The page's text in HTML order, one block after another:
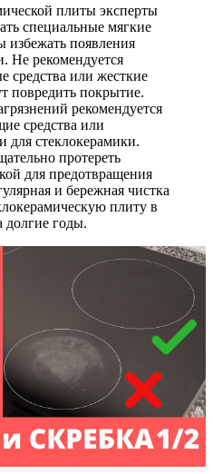
плиты эксперты
специальные мягкие
избежать появления
Не рекомендуется
средства или жесткие
повредить покрытие.
рекомендуется
средства или
для стеклокерамики.
протереть
для предотвращения
и бережная чистка
плиту в
долгие годы.